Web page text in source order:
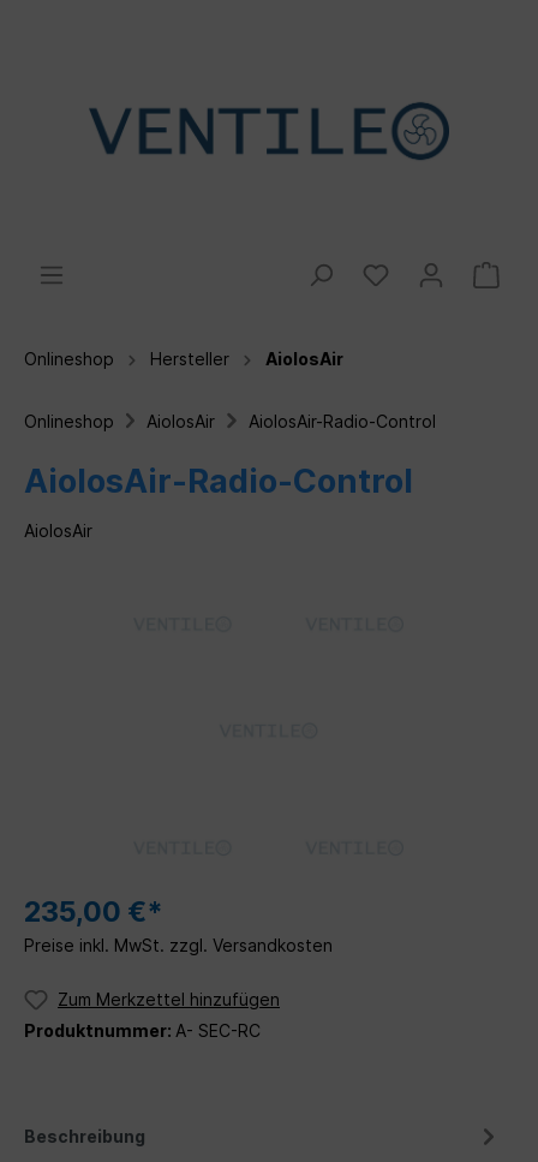
Onlineshop Hersteller AiolosAir
Onlineshop AiolosAir AiolosAir-Radio-Control
AiolosAir-Radio-Control
AiolosAir
235,00 €*
Preise inkl. MwSt. zzgl. Versandkosten
Zum Merkzettel hinzufügen
Produktnummer: A- SEC-RC
Beschreibung